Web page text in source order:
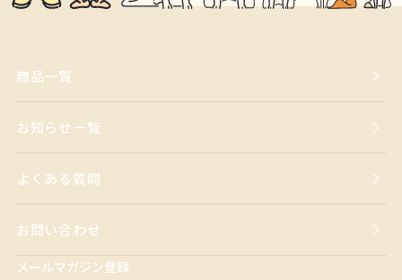
商品一覧
お知らせ一覧
よくある質問
お問い合わせ
メールマガジン登録